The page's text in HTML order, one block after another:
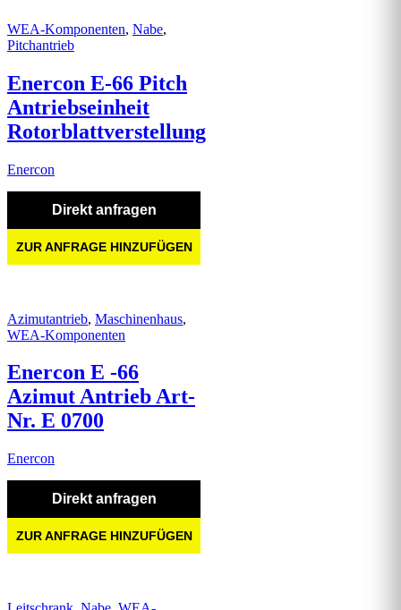
WEA-Komponenten, Nabe,
Pitchantrieb
Enercon E-66 Pitch
Antriebseinheit
Rotorblattverstellung
Enercon
Direkt anfragen
ZUR ANFRAGE HINZUFÜGEN
Azimutantrieb, Maschinenhaus,
WEA-Komponenten
Enercon E -66
Azimut Antrieb Art-
Nr. E 0700
Enercon
Direkt anfragen
ZUR ANFRAGE HINZUFÜGEN